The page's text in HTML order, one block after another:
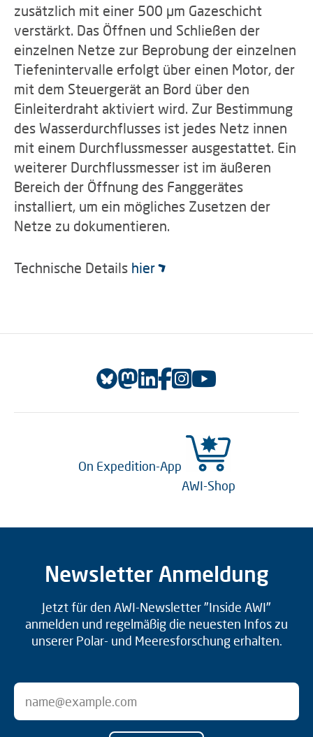
zusätzlich mit einer 500 µm Gazeschicht
verstärkt. Das Öffnen und Schließen der
einzelnen Netze zur Beprobung der einzelnen
Tiefenintervalle erfolgt über einen Motor, der
mit dem Steuergerät an Bord über den
Einleiterdraht aktiviert wird. Zur Bestimmung
des Wasserdurchflusses ist jedes Netz innen
mit einem Durchflussmesser ausgestattet. Ein
weiterer Durchflussmesser ist im äußeren
Bereich der Öffnung des Fanggerätes
installiert, um ein mögliches Zusetzen der
Netze zu dokumentieren.
Technische Details hier
On Expedition-App
AWI-Shop
Newsletter Anmeldung
Jetzt für den AWI-Newsletter "Inside AWI"
anmelden und regelmäßig die neuesten Infos zu
unserer Polar- und Meeresforschung erhalten.